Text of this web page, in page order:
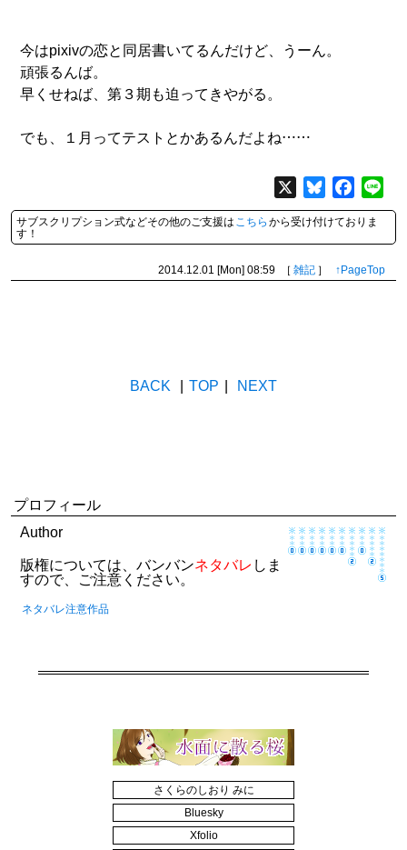
今はpixivの恋と同居書いてるんだけど、うーん。
頑張るんば。
早くせねば、第３期も迫ってきやがる。
でも、１月ってテストとかあるんだよね……
X Bluesky
サブスクリプション式などその他のご支援は こちら から受け付けておりま
す！
2014.12.01 [Mon] 08:59 ［ 雑記 ］ ↑PageTop
BACK TOP NEXT
プロフィール
Author
版権については、バンバンネタバレ しま
すので、ご注意ください。
ネタバレ注意作品
さくらのしおり みに
Bluesky
Xfolio